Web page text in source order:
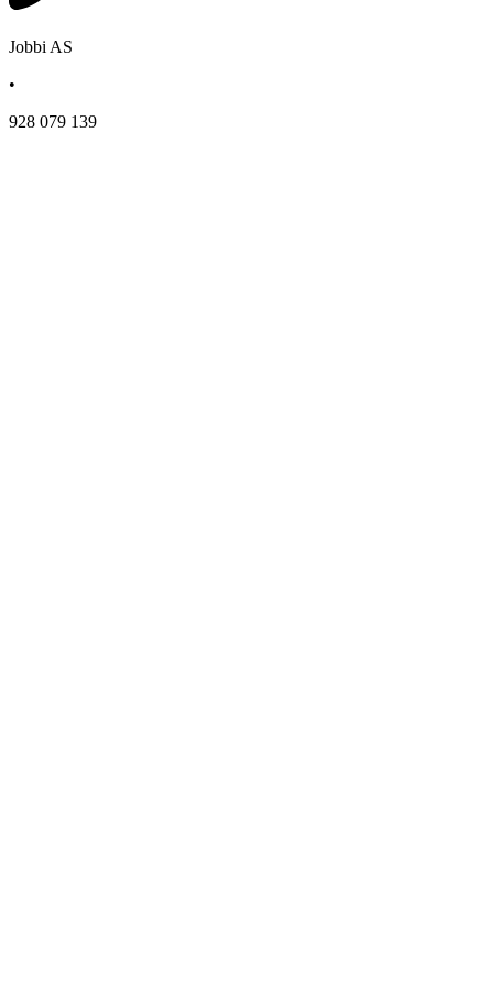
Jobbi AS
•
928 079 139